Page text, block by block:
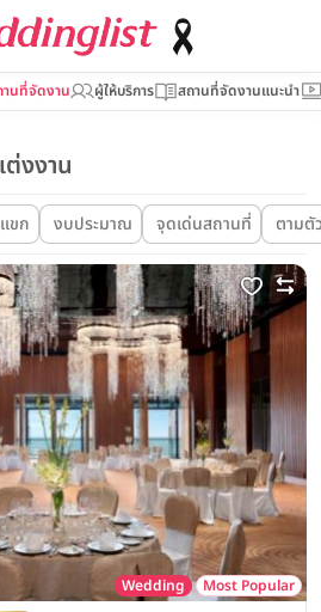
นที่จัดงาน ผู้ให้บริการ สถานที่จัดงานแนะนำ
งงาน
ขก งบประมาณ จุดเด่นสถานที่ ตามตั
Wedding Most Popular